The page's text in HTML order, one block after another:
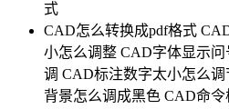
式
CAD怎么转换成pdf格式
小怎么调整 CAD字体显示问
调 CAD标注数字太小怎么调
背景怎么调成黑色 CAD命令